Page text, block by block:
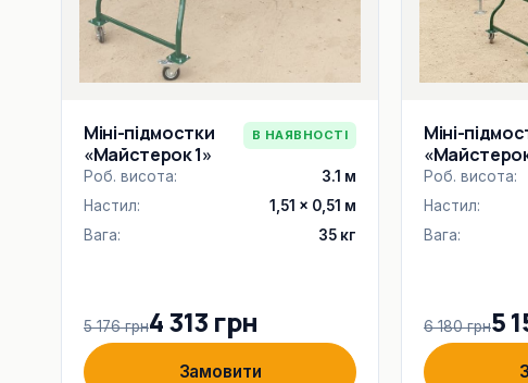
Міні-підмостки
«Майстерок 1»
В НАЯВНОСТІ
Роб. висота:
3.1 м
Настил:
1,51 × 0,51 м
Вага:
35 кг
5 176 грн4 313 грн
Замовити
Міні-
Роб. висота:
Настил:
Вага:
6 180 грн5